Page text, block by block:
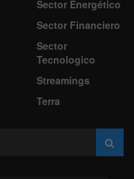
Sector Energético
Sector Financiero
Sector
Tecnologico
Streamings
Terra